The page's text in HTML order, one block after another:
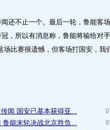
不止一个。最后一轮，鲁能客场
，所以有消息称，鲁能将输给对
场比赛很遗憾，但客场打国安，我
闻 国安已基本获得亚...
能末轮决战北京胜负...